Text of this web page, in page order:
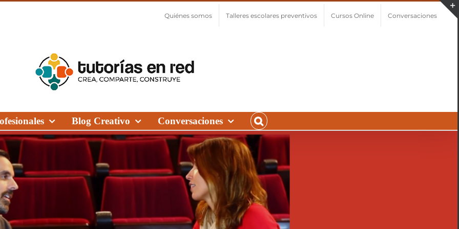
Quiénes somos Talleres escolares preventivos Cursos Online Conversaciones
Blog Creativo Conversaciones